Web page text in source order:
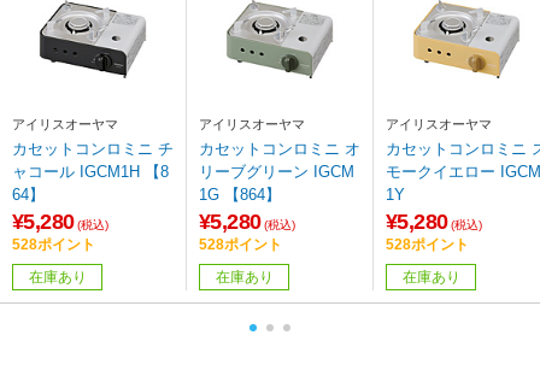
アイリスオーヤマ
カセットコンロミニ チ
ャコール IGCM1H 【8
64】
¥5,280 (税込)
528ポイント
在庫あり
アイリスオーヤマ
カセットコンロミニ オ
リーブグリーン IGCM
1G 【864】
¥5,280 (税込)
528ポイント
在庫あり
アイリスオーヤマ
カセットコンロミニ ス
モークイエロー IGCM
1Y
¥5,280 (税込)
528ポイント
在庫あり